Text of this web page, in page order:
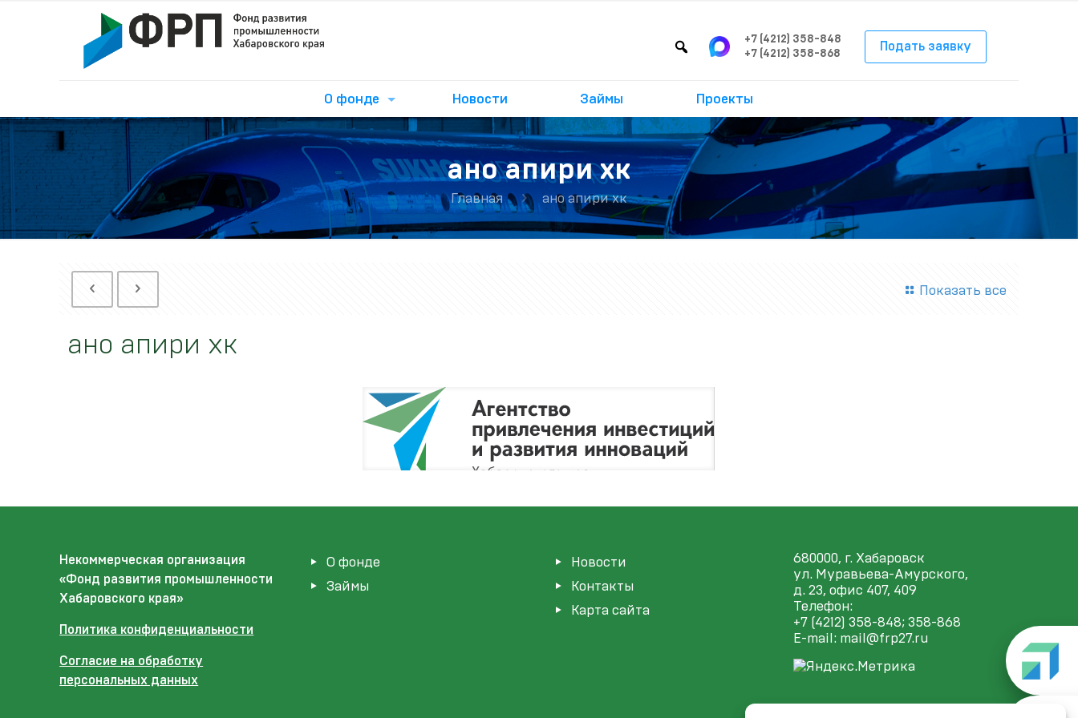
О фонде Новости Займы Проекты
+7 (4212) 358-848
+7 (4212) 358-868
Подать заявку
ано апири хк
Главная ано апири хк
Показать все
ано апири хк
Некоммерческая организация
«Фонд развития промышленности
Хабаровского края»
Политика конфиденциальности
Согласие на обработку
персональных данных
О фонде
Займы
Новости
Контакты
Карта сайта
680000, г. Хабаровск
ул. Муравьева-Амурского,
д. 23, офис 407, 409
Телефон:
+7 (4212) 358-848; 358-868
E-mail: mail@frp27.ru